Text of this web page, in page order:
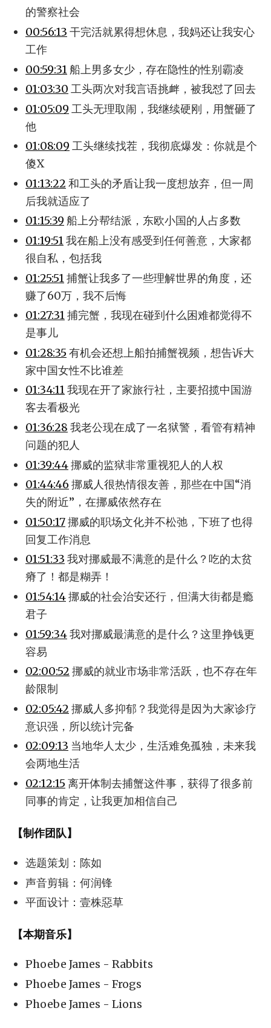
的警察社会
00:56:13 干完活就累得想休息，我妈还让我安心
工作
00:59:31 船上男多女少，存在隐性的性别霸凌
01:03:30 工头两次对我言语挑衅，被我怼了回去
01:05:09 工头无理取闹，我继续硬刚，用蟹砸了
他
01:08:09 工头继续找茬，我彻底爆发：你就是个
傻X
01:13:22 和工头的矛盾让我一度想放弃，但一周
后我就适应了
01:15:39 船上分帮结派，东欧小国的人占多数
01:19:51我在船上没有感受到任何善意，大家都
很自私，包括我
01:25:51捕蟹让我多了一些理解世界的角度，还
赚了60万，我不后悔
01:27:31捕完蟹，我现在碰到什么困难都觉得不
是事儿
01:28:35 有机会还想上船拍捕蟹视频，想告诉大
家中国女性不比谁差
01:34:11我现在开了家旅行社，主要招揽中国游
客去看极光
01:36:28 我老公现在成了一名狱警，看管有精神
问题的犯人
01:39:44挪威的监狱非常重视犯人的人权
01:44:46 挪威人很热情很友善，那些在中国“消
失的附近”，在挪威依然存在
01:50:17挪威的职场文化并不松弛，下班了也得
回复工作消息
01:51:33 我对挪威最不满意的是什么？吃的太贫
瘠了！都是糊弄！
01:54:14挪威的社会治安还行，但满大街都是瘾
君子
01:59:34我对挪威最满意的是什么？这里挣钱更
容易
02:00:52 挪威的就业市场非常活跃，也不存在年
龄限制
02:05:42 挪威人多抑郁？我觉得是因为大家诊疗
意识强，所以统计完备
02:09:13 当地华人太少，生活难免孤独，未来我
会两地生活
02:12:15 离开体制去捕蟹这件事，获得了很多前
同事的肯定，让我更加相信自己
【制作团队】
选题策划：陈如
声音剪辑：何润锋
平面设计：壹株惡草
【本期音乐】
Phoebe James - Rabbits
Phoebe James - Frogs
Phoebe James - Lions